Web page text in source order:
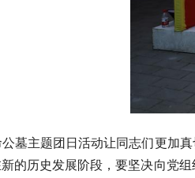
主题团日活动让同志们更加真
的历史发展阶段，要坚决向党